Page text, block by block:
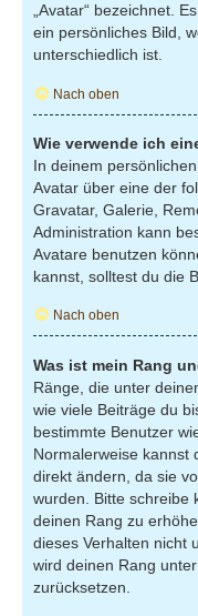
„Avatar“ bezeichnet.
ein persönliches Bild,
unterschiedlich ist.
Nach oben
Wie verwende ich
In deinem
Avatar über eine der
Gravatar, Galerie,
Administration kann
Avatare benutzen
kannst, solltest du die
Nach oben
Was ist mein Rang
Ränge, die unter
wie viele Beiträge du
bestimmte Benutzer
Normalerweise kannst
direkt ändern, da sie
wurden. Bitte schreibe
deinen Rang zu
dieses Verhalten nicht
wird deinen Rang
zurücksetzen.